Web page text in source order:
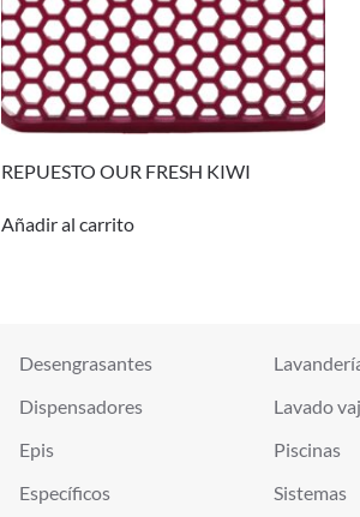
REPUESTO OUR FRESH KIWI
Añadir al carrito
Desengrasantes
Dispensadores
Epis
Específicos
Lavado
Piscinas
Sistemas